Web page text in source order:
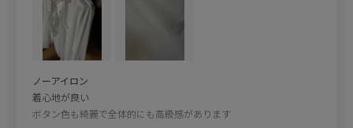
ノーアイロン
着心地が良い
ボタン色も綺麗で全体的にも高級感があります